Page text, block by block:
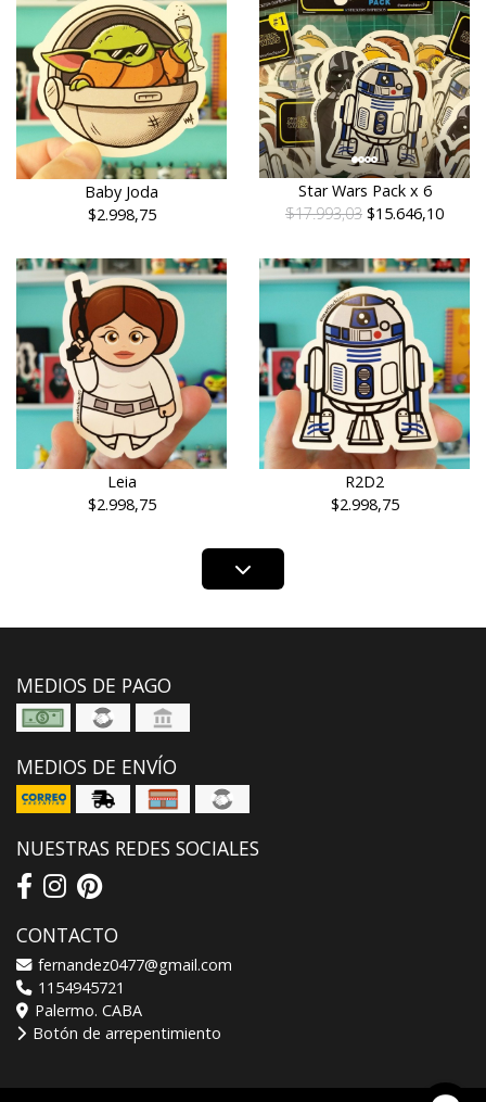
Baby Joda
$2.998,75
Star Wars Pack x 6
$17.993,03 $15.646,10
Leia
$2.998,75
R2D2
$2.998,75
MEDIOS DE PAGO
MEDIOS DE ENVÍO
NUESTRAS REDES SOCIALES
CONTACTO
fernandez0477@gmail.com
1154945721
Palermo. CABA
Botón de arrepentimiento